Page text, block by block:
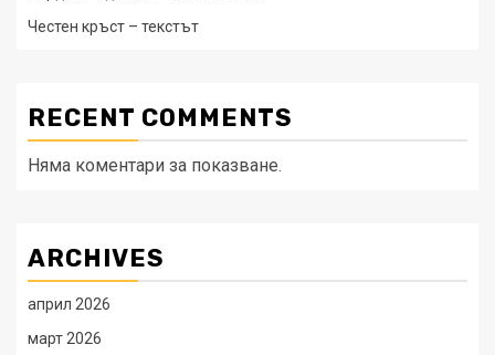
Честен кръст – текстът
RECENT COMMENTS
Няма коментари за показване.
ARCHIVES
април 2026
март 2026